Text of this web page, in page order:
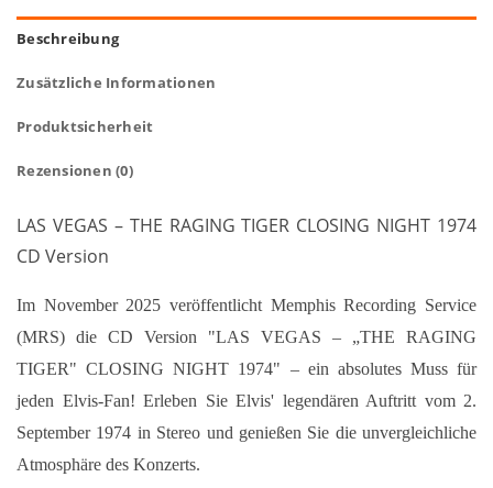
Beschreibung
Zusätzliche Informationen
Produktsicherheit
Rezensionen (0)
LAS VEGAS – THE RAGING TIGER CLOSING NIGHT 1974
CD Version
Im November 2025 veröffentlicht Memphis Recording Service
(MRS) die CD Version "LAS VEGAS – „THE RAGING
TIGER" CLOSING NIGHT 1974" – ein absolutes Muss für
jeden Elvis-Fan! Erleben Sie Elvis' legendären Auftritt vom 2.
September 1974 in Stereo und genießen Sie die unvergleichliche
Atmosphäre des Konzerts.